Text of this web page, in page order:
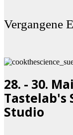
Vergangene
28. - 30.
Tastelab's
Studio